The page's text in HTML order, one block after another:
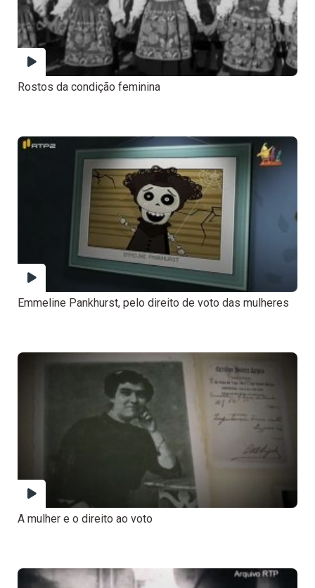
Rostos da condição feminina
Emmeline Pankhurst, pelo direito de voto das mulheres
A mulher e o direito ao voto